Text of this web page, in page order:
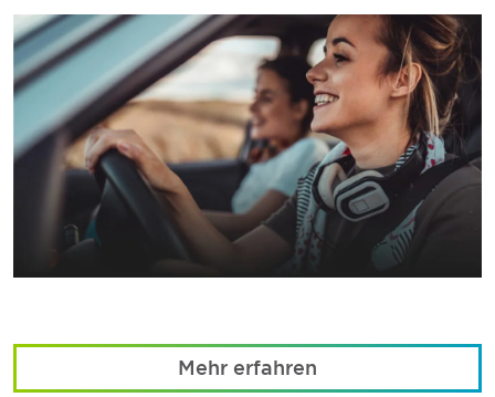
Mehr erfahren